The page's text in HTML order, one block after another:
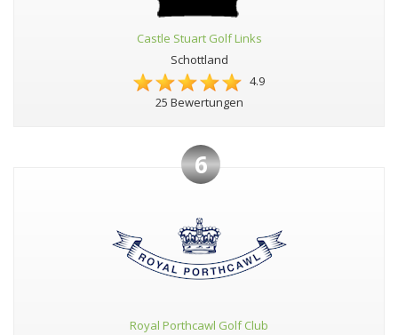
Castle Stuart Golf Links
Schottland
4.9
25 Bewertungen
6
Royal Porthcawl Golf Club